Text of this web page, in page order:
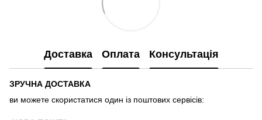
Доставка Оплата Консультація
ЗРУЧНА ДОСТАВКА
ви можете скористатися один із поштових сервісів: